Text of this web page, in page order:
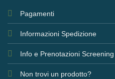
Pagamenti
Informazioni Spedizione
Info e Prenotazioni Screening
Non trovi un prodotto?